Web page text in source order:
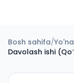
Bosh sahifa/
Davolash ishi